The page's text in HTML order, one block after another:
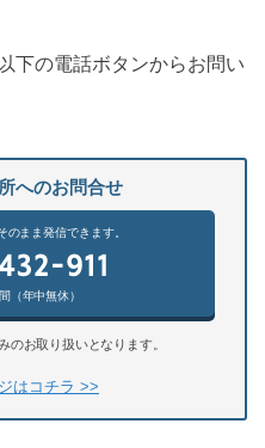
下の電話ボタンからお問い
へのお問合せ
のまま発信できます。
（年中無休）
お取り扱いとなります。
はコチラ >>